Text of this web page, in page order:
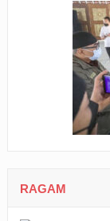
RAGAM